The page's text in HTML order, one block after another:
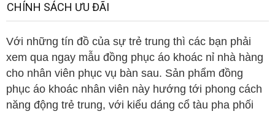
CHÍNH SÁCH ƯU ĐÃI
Với những tín đồ của sự trẻ trung thì các bạn phải
xem qua ngay mẫu đồng phục áo khoác nỉ nhà hàng
cho nhân viên phục vụ bàn sau. Sản phẩm đồng
phục áo khoác nhân viên này hướng tới phong cách
năng động trẻ trung, với kiểu dáng cổ tàu pha phối